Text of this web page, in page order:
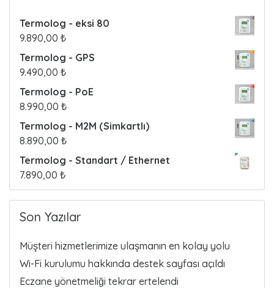
sTermolog - eksi 80
9.890,00 ₺
Termolog - GPS
9.490,00 ₺
Termolog - PoE
8.990,00 ₺
Termolog - M2M (Simkartlı)
8.890,00 ₺
Termolog - Standart / Ethernet
7.890,00 ₺
Son Yazılar
Müşteri hizmetlerimize ulaşmanın en kolay yolu
Wi-Fi kurulumu hakkında destek sayfası açıldı
Eczane yönetmeliği tekrar ertelendi